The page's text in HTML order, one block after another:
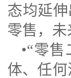
态均延
零售，未
•“零
体、任